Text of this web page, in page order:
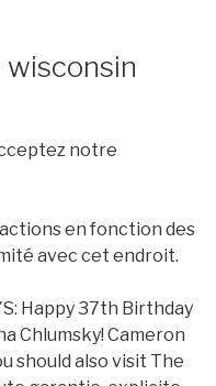
notre
en fonction des
avec cet endroit.
Happy 37th Birthday
Chlumsky! Cameron
should also visit The